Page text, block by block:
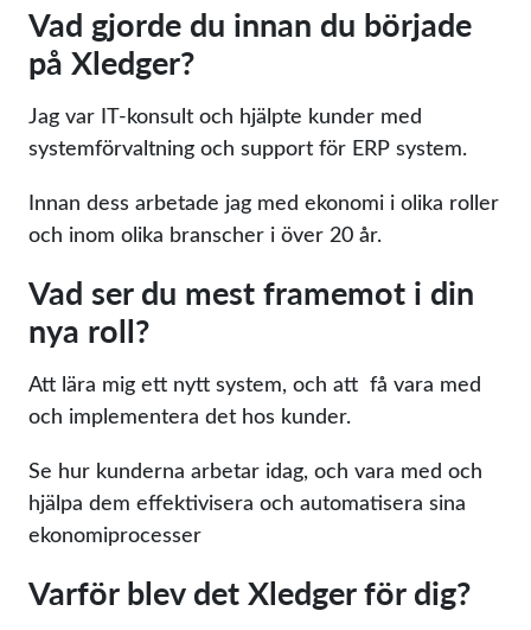
Vad gjorde du innan du började
på Xledger?
Jag var IT-konsult och hjälpte kunder med
systemförvaltning och support för ERP system.
Innan dess arbetade jag med ekonomi i olika roller
och inom olika branscher i över 20 år.
Vad ser du mest framemot i din
nya roll?
Att lära mig ett nytt system, och att få vara med
och implementera det hos kunder.
Se hur kunderna arbetar idag, och vara med och
hjälpa dem effektivisera och automatisera sina
ekonomiprocesser
Varför blev det Xledger för dig?